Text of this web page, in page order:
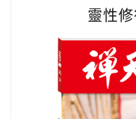
靈性